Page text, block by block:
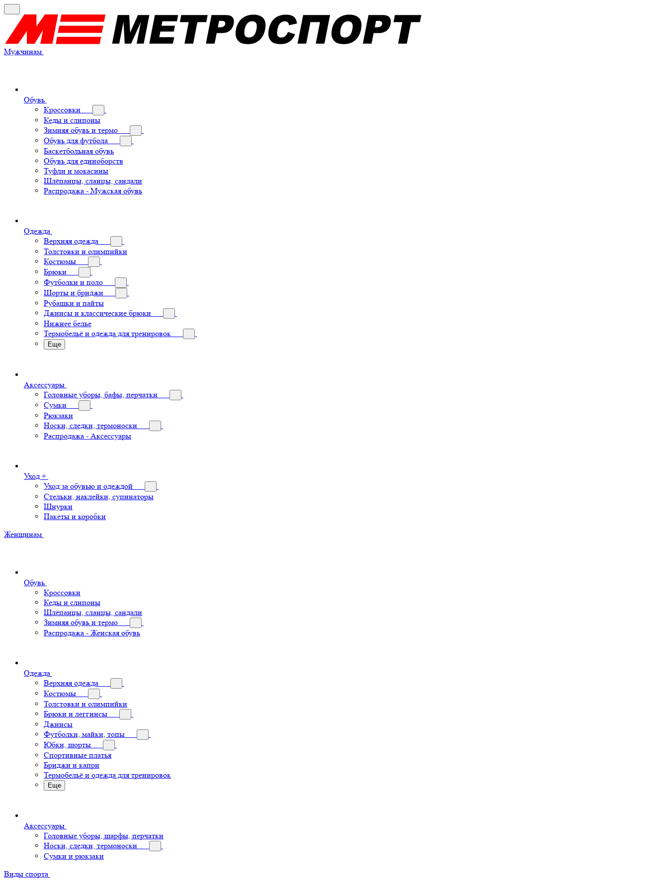
Мужчинам
Обувь
Кроссовки
Кеды и слипоны
Зимняя обувь и термо
Обувь для футбола
Баскетбольная обувь
Обувь для единоборств
Туфли и мокасины
Шлёпанцы, сланцы, сандали
Распродажа - Мужская обувь
Одежда
Верхняя одежда
Толстовки и олимпийки
Костюмы
Брюки
Футболки и поло
Шорты и бриджи
Рубашки и пайты
Джинсы и классические брюки
Нижнее белье
Термобельё и одежда для тренировок
Еще
Аксессуары
Головные уборы, бафы, перчатки
Сумки
Рюкзаки
Носки, следки, термоноски
Распродажа - Аксессуары
Уход +
Уход за обувью и одеждой
Стельки, наклейки, супинаторы
Шнурки
Пакеты и коробки
Женщинам
Обувь
Кроссовки
Кеды и слипоны
Шлёпанцы, сланцы, сандали
Зимняя обувь и термо
Распродажа - Женская обувь
Одежда
Верхняя одежда
Костюмы
Толстовки и олимпийки
Брюки и леггинсы
Джинсы
Футболки, майки, топы
Юбки, шорты
Спортивные платья
Бриджи и капри
Термобельё и одежда для тренировок
Еще
Аксессуары
Головные уборы, шарфы, перчатки
Носки, следки, термоноски
Сумки и рюкзаки
Виды спорта